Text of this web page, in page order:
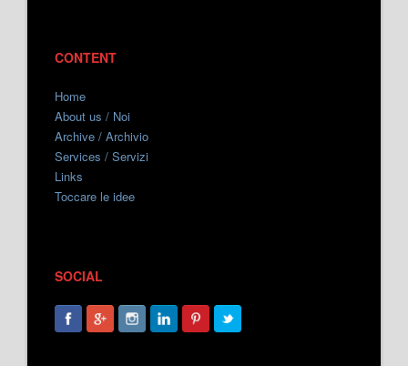
CONTENT
Home
About us / Noi
Archive / Archivio
Services / Servizi
Links
Toccare le idee
SOCIAL